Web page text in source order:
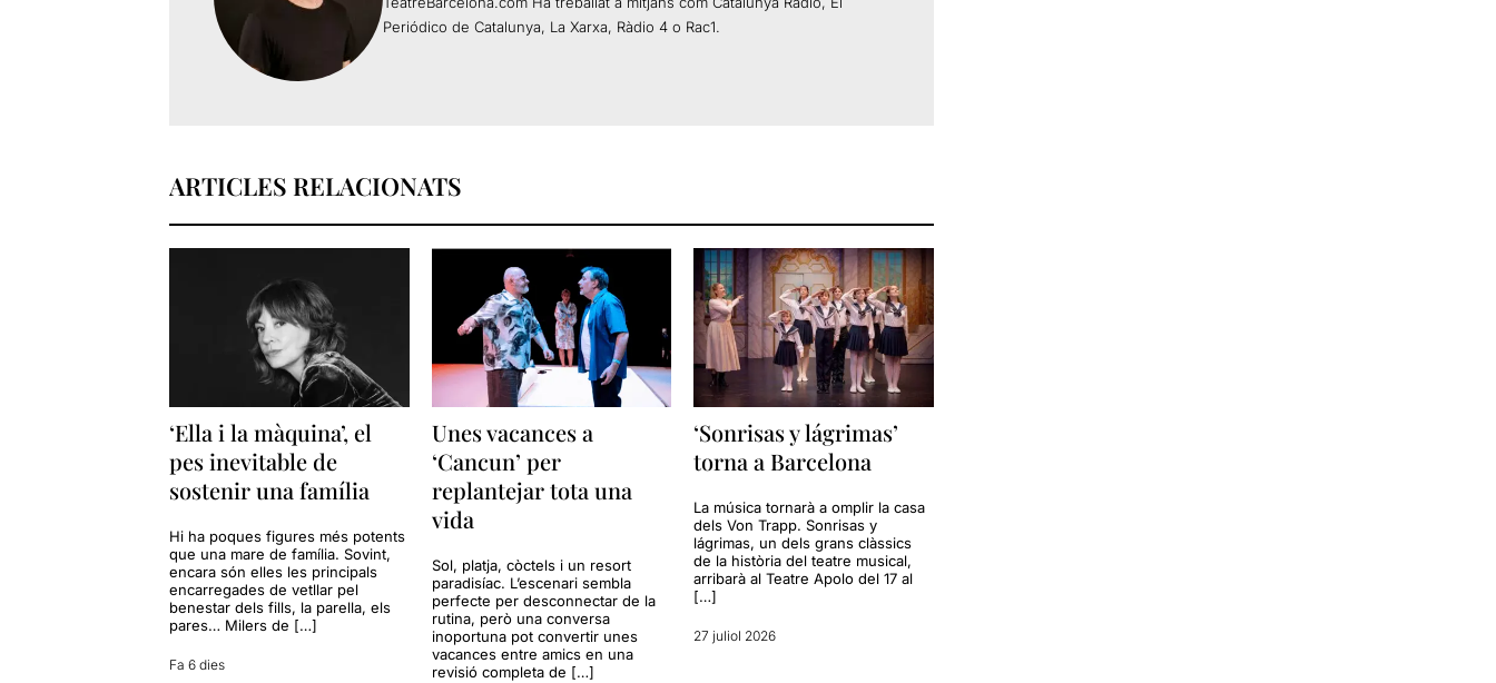
Periódico de Catalunya, La Xarxa, Ràdio 4 o Rac1.
ARTICLES RELACIONATS
‘Ella i la màquina’, el
pes inevitable de
sostenir una família
Hi ha poques figures més potents
que una mare de família. Sovint,
encara són elles les principals
encarregades de vetllar pel
benestar dels fills, la parella, els
pares… Milers de […]
Fa 6 dies
Unes vacances a
‘Cancun’ per
replantejar tota una
vida
Sol, platja, còctels i un resort
paradisíac. L’escenari sembla
perfecte per desconnectar de la
rutina, però una conversa
inoportuna pot convertir unes
vacances entre amics en una
revisió completa de […]
‘Sonrisas y lágrimas’
torna a Barcelona
La música tornarà a omplir la casa
dels Von Trapp. Sonrisas y
lágrimas, un dels grans clàssics
de la història del teatre musical,
arribarà al Teatre Apolo del 17 al
[…]
27 juliol 2026